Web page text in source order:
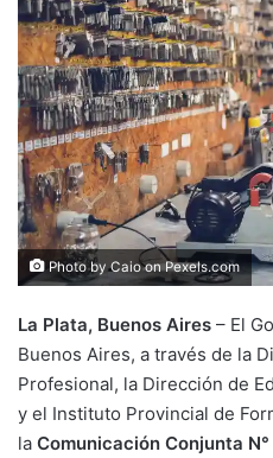
Photo by Caio onPexels.com
La Plata, Buenos Aires – El
Buenos Aires, a través de la
Profesional, la Dirección de
y el Instituto Provincial de
la Comunicación Conjunta